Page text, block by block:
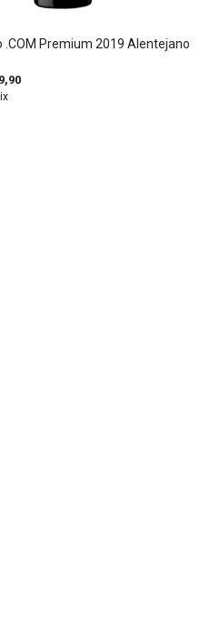
.COM Premium 2019 Alentejano